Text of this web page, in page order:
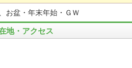
盆・年末年始・ＧＷ
地・アクセス